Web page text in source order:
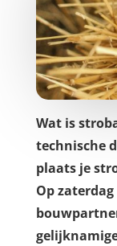
Wat is
technische
plaats je
Op